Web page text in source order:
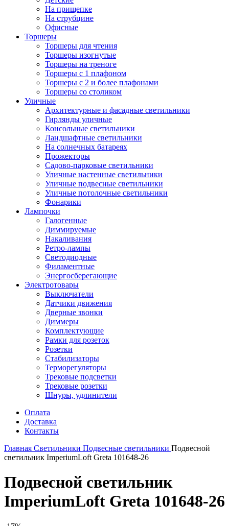
На прищепке
На струбцине
Офисные
Торшеры
Торшеры для чтения
Торшеры изогнутые
Торшеры на треноге
Торшеры с 1 плафоном
Торшеры с 2 и более плафонами
Торшеры со столиком
Уличные
Архитектурные и фасадные светильники
Гирлянды уличные
Консольные светильники
Ландшафтные светильники
На солнечных батареях
Прожекторы
Садово-парковые светильники
Уличные настенные светильники
Уличные подвесные светильники
Уличные потолочные светильники
Фонарики
Лампочки
Галогенные
Диммируемые
Накаливания
Ретро-лампы
Светодиодные
Филаментные
Энергосберегающие
Электротовары
Выключатели
Датчики движения
Дверные звонки
Диммеры
Комплектующие
Рамки для розеток
Розетки
Стабилизаторы
Терморегуляторы
Трековые подсветки
Трековые розетки
Шнуры, удлинители
Оплата
Доставка
Контакты
Главная Светильники Подвесные светильники Подвесной
светильник ImperiumLoft Greta 101648-26
Подвесной светильник
ImperiumLoft Greta 101648-26